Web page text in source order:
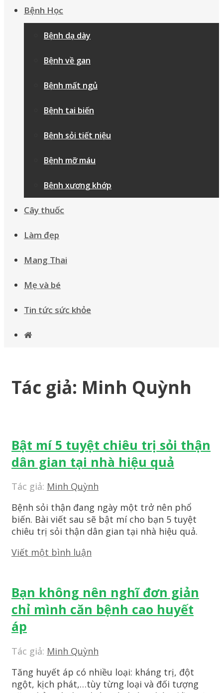
Bệnh Học
Bệnh dạ dày
Bệnh về gan
Bệnh mất ngủ
Bệnh tai biến
Bệnh sỏi tiết niệu
Bệnh mỡ máu
Bệnh xương khớp
Cây thuốc
Làm đẹp
Mang Thai
Mẹ và bé
Tin tức sức khỏe
Tác giả: Minh Quỳnh
Bật mí 5 tuyệt chiêu trị sỏi thận
dân gian tại nhà hiệu quả
Tác giả: Minh Quỳnh
Bệnh sỏi thận đang ngày một trở nên phổ
biến. Bài viết sau sẽ bật mí cho bạn 5 tuyệt
chiêu trị sỏi thận dân gian tại nhà hiệu quả.
Viết một bình luận
Bạn không nên nghĩ đơn giản
chỉ mình căn bệnh cao huyết
áp
Tác giả: Minh Quỳnh
Tăng huyết áp có nhiều loại: kháng trị, đột
ngột, kịch phát,…tùy từng loại và đối tượng